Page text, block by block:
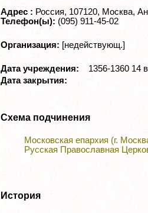
Адрес : Россия, 107120, Москва,
Телефон(ы): (095) 911-45-02
Организация: [недействующ.]
Дата учреждения:
1356-1360 14
Дата закрытия:
Схема подчинения
Московская епархия (г.
Русская Православная
История